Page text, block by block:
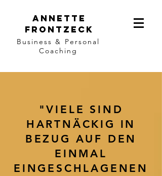
Annette
Frontzeck
Business & Personal
Coaching
"VIELE SIND
HARTNÄCKIG IN
BEZUG AUF DEN
EINMAL
EINGESCHLAGENEN